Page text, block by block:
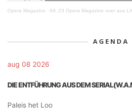
Opera Magazine · Afl. 23 Opera Magazine over aus
AGENDA
aug 08 2026
DIE ENTFÜHRUNG AUS DEM
Paleis het Loo